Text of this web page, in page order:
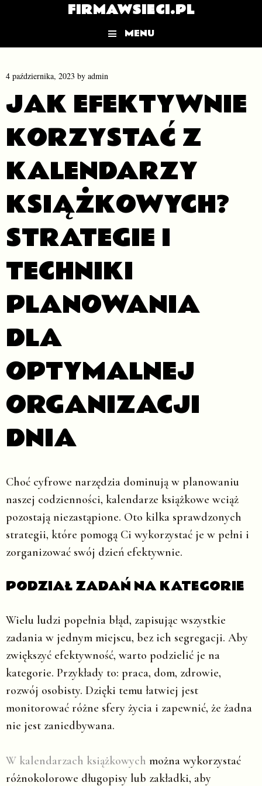
FIRMAWSIECI.PL
MENU
4 października, 2023 by admin
JAK EFEKTYWNIE
KORZYSTAĆ Z
KALENDARZY
KSIĄŻKOWYCH?
STRATEGIE I
TECHNIKI
PLANOWANIA
DLA
OPTYMALNEJ
ORGANIZACJI
DNIA
Choć cyfrowe narzędzia dominują w planowaniu
naszej codzienności, kalendarze książkowe wciąż
pozostają niezastąpione. Oto kilka sprawdzonych
strategii, które pomogą Ci wykorzystać je w pełni i
zorganizować swój dzień efektywnie.
PODZIAŁ ZADAŃ NA KATEGORIE
Wielu ludzi popełnia błąd, zapisując wszystkie
zadania w jednym miejscu, bez ich segregacji. Aby
zwiększyć efektywność, warto podzielić je na
kategorie. Przykłady to: praca, dom, zdrowie,
rozwój osobisty. Dzięki temu łatwiej jest
monitorować różne sfery życia i zapewnić, że żadna
nie jest zaniedbywana.
W kalendarzach książkowych można wykorzystać
różnokolorowe długopisy lub zakładki, aby